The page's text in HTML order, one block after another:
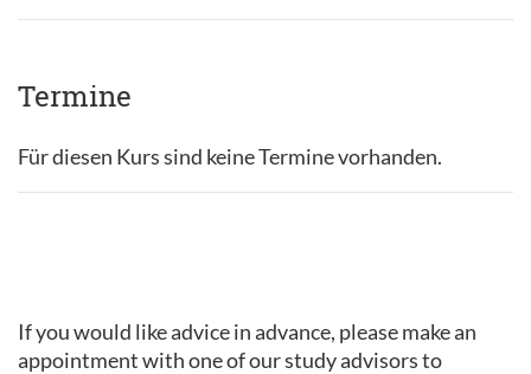
Termine
Für diesen Kurs sind keine Termine vorhanden.
If you would like advice in advance, please make an
appointment with one of our study advisors to